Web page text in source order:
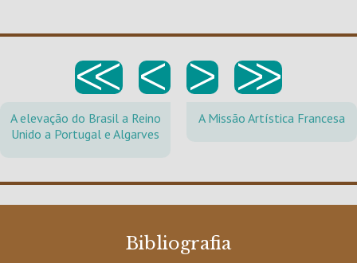
<< < > >>
A elevação do Brasil a Reino
Unido a Portugal e Algarves
A Missão Artística Francesa
Bibliografia